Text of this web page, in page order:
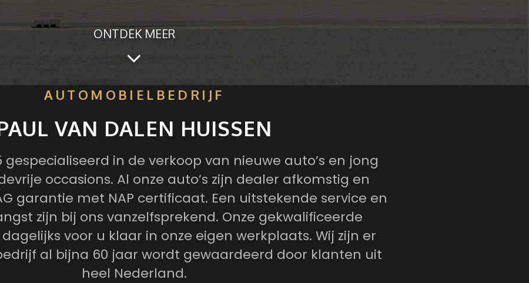
ONTDEK MEER
AUTOMOBIELBEDRIJF
VAN DALEN HUISSEN
gespecialiseerd in de verkoop van nieuwe auto’s en jong
occasions. Al onze auto’s zijn dealer afkomstig en
garantie met NAP certificaat. Een uitstekende service en
zijn bij ons vanzelfsprekend. Onze gekwalificeerde
voor u klaar in onze eigen werkplaats. Wij zijn er
al bijna 60 jaar wordt gewaardeerd door klanten uit
heel Nederland.